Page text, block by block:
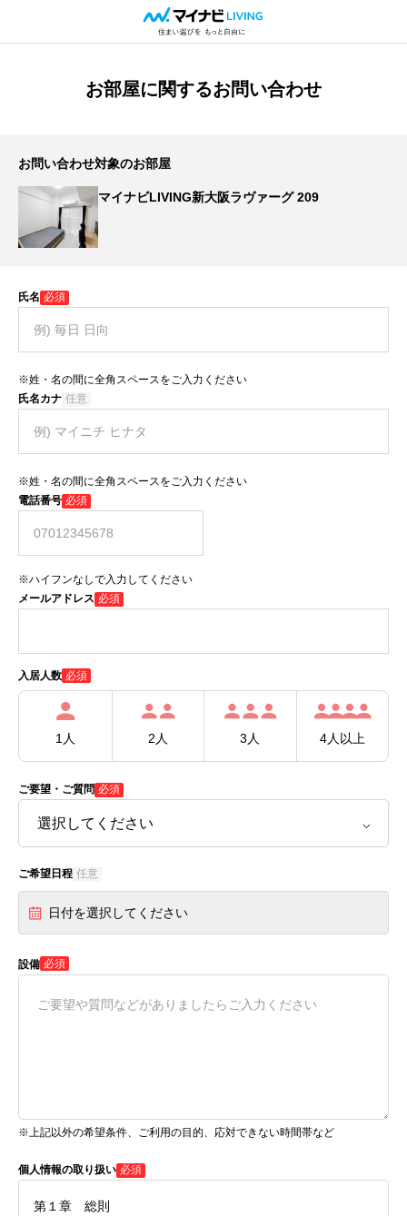
お部屋に関するお問い合わせ
お問い合わせ対象のお部屋
マイナビLIVING新大阪ラヴァーグ 209
氏名 必須
※姓・名の間に全角スペースをご入力ください
氏名カナ 任意
※姓・名の間に全角スペースをご入力ください
電話番号 必須
※ハイフンなしで入力してください
メールアドレス 必須
入居人数 必須
1人 2人 3人 4人以上
ご要望・ご質問 必須
ご希望日程 任意
日付を選択してください
設備 必須
※上記以外の希望条件、ご利用の目的、応対できない時間帯など
個人情報の取り扱い 必須
第１章 総則